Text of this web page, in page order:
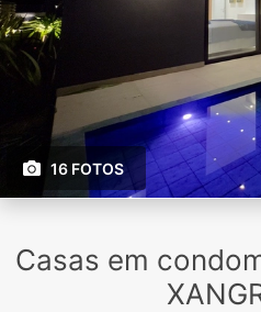
16 FOTOS
Casas em